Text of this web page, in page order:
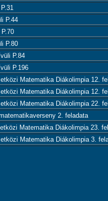
P.44
P.80
P.84
P.196
Matematika Diákolimpia 12.
Matematika Diákolimpia 12.
Matematika Diákolimpia 22.
2. feladata
Matematika Diákolimpia 23.
Matematika Diákolimpia 3.